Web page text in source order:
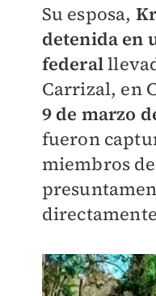
Su esposa,
detenida en
federal
Carrizal, en
9 de marzo
fueron
miembros